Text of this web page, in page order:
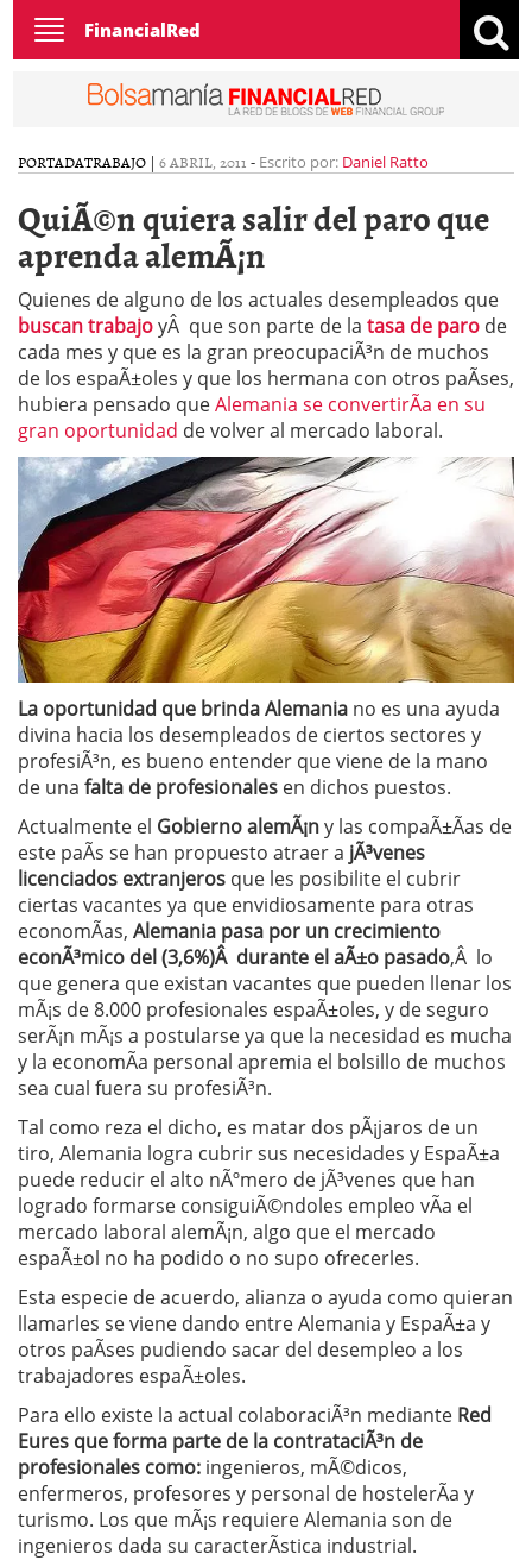
Toggle
navigation
FinancialRed
PORTADATRABAJO | 6 ABRIL, 2011 - Escrito por: Daniel Ratto
QuiÃ©n quiera salir del paro que
aprenda alemÃ¡n
Quienes de alguno de los actuales desempleados que
buscan trabajoyÂ que son parte de la tasa de paro de
cada mes y que es la gran preocupaciÃ³n de muchos
de los espaÃ±oles y que los hermana con otros paÃ­ses,
hubiera pensado queAlemania se convertirÃ­a en su
gran oportunidad de volver al mercado laboral.
La oportunidad que brinda Alemania no es una ayuda
divina hacia los desempleados de ciertos sectores y
profesiÃ³n, es bueno entender que viene de la mano
de una falta de profesionales en dichos puestos.
Actualmente el Gobierno alemÃ¡ny las compaÃ±Ã­as de
este paÃ­s se han propuesto atraer a jÃ³venes
licenciados extranjeros que les posibilite el cubrir
ciertas vacantes ya que envidiosamente para otras
economÃ­as, Alemania pasa por un crecimiento
econÃ³mico del (3,6%)Â durante el aÃ±o pasado,Â lo
que genera que existan vacantes que pueden llenar los
mÃ¡s de 8.000 profesionales espaÃ±oles, y de seguro
serÃ¡n mÃ¡s a postularse ya que la necesidad es mucha
y la economÃ­a personal apremia el bolsillo de muchos
sea cual fuera su profesiÃ³n.
Tal como reza el dicho, es matar dos pÃ¡jaros de un
tiro, Alemania logra cubrir sus necesidades y EspaÃ±a
puede reducir el alto nÃºmero de jÃ³venes que han
logrado formarse consiguiÃ©ndoles empleo vÃ­a el
mercado laboral alemÃ¡n, algo que el mercado
espaÃ±ol no ha podido o no supo ofrecerles.
Esta especie de acuerdo, alianza o ayuda como quieran
llamarles se viene dando entre Alemania y EspaÃ±a y
otros paÃ­ses pudiendo sacar del desempleo a los
trabajadores espaÃ±oles.
Para ello existe la actual colaboraciÃ³n mediante Red
Eures que forma parte de la contrataciÃ³n de
profesionales como: ingenieros, mÃ©dicos,
enfermeros, profesores y personal de hostelerÃ­a y
turismo. Los que mÃ¡s requiere Alemania son de
ingenieros dada su caracterÃ­stica industrial.